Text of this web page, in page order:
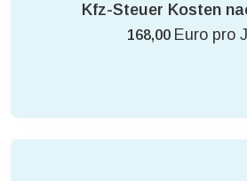
Kfz-Steuer Kosten
168,00 Euro pro